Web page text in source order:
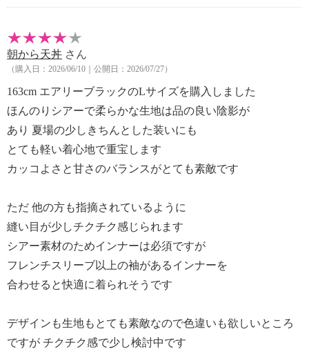
朝から天丼 さん
（購入日：2026/06/10｜公開日：2026/07/27）
163cm エアリーブラックのLサイズを購入しました
ほんのりシアーで柔らかな生地は品の良い陰影が
あり 夏場の少しきちんとした装いにも
とても軽い着心地で重宝します
カッコよさと甘さのバランスがとても素敵です
ただ 他の方も指摘されているように
縫い目が少しチクチク感じられます
シアー素材のためインナーは必須ですが
フレンチスリーブ以上の袖があるインナーを
合わせると快適に着られそうです
デザインも生地もとても素敵なので色違いも欲しいところ
ですが チクチク感で少し検討中です